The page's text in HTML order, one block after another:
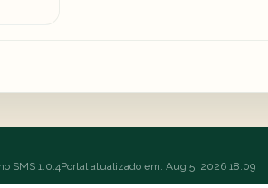
SMS 1.0.4Portal atualizado em: Aug 5, 2026 18:09